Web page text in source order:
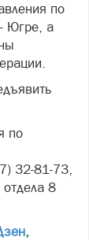
по
Югре, а
по
32-81-73,
отдела 8
,